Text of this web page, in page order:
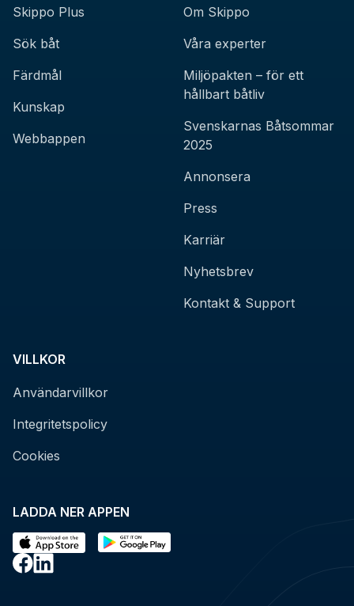
LADDA NER APPEN
Skippo Plus
Sök båt
Färdmål
Kunskap
Webbappen
Om Skippo
Våra experter
Miljöpakten – för ett
hållbart båtliv
Svenskarnas Båtsommar
2025
Annonsera
Press
Karriär
Nyhetsbrev
Kontakt & Support
VILLKOR
Användarvillkor
Integritetspolicy
Cookies